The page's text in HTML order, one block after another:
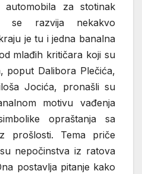
za stotinak
razvija nekakvo
je tu i jedna banalna
mlađih kritičara koji su
poput Dalibora Plečića,
Jocića, pronašli su
motivu vađenja
opraštanja sa
prošlosti. Tema priče
nepočinstva iz ratova
postavlja pitanje kako